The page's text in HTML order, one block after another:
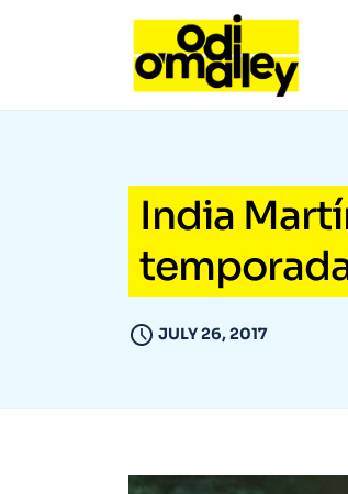
India
temporada
JULY 26, 2017